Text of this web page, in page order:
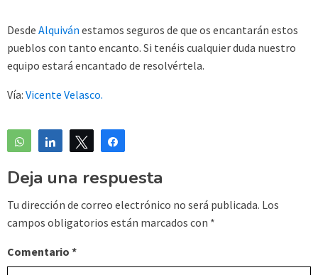
Desde Alquiván estamos seguros de que os encantarán estos
pueblos con tanto encanto. Si tenéis cualquier duda nuestro
equipo estará encantado de resolvértela.
Vía: Vicente Velasco.
WhatsAppCompartirTwittear
Deja una respuesta
Tu dirección de correo electrónico no será publicada. Los
campos obligatorios están marcados con *
Comentario *